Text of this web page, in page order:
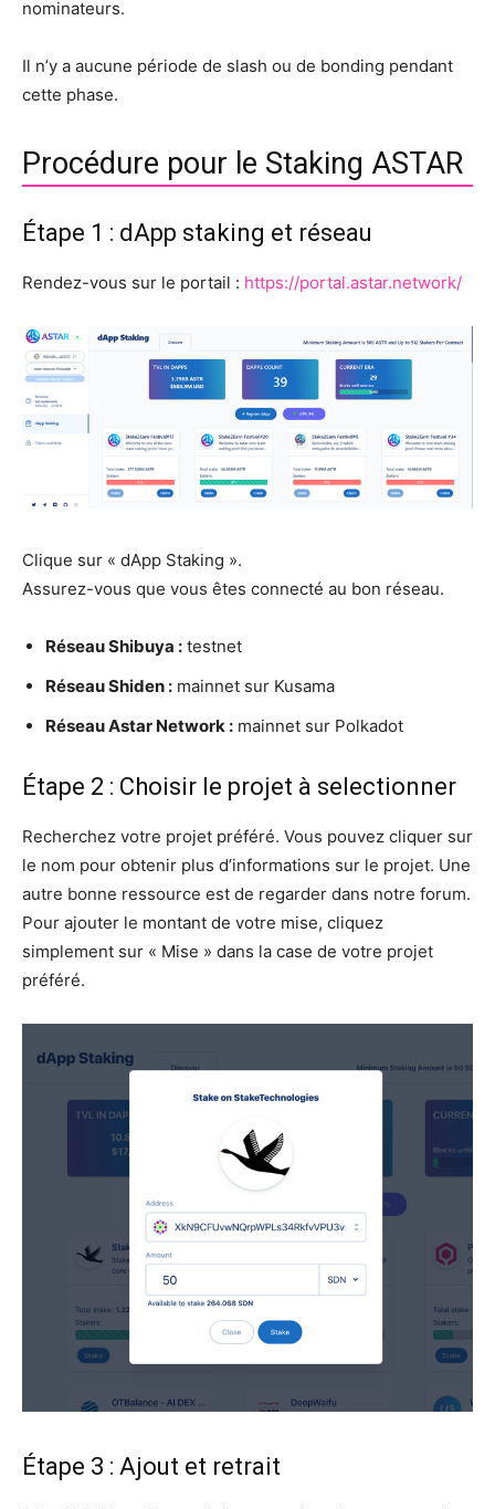
nominateurs.
Il n’y a aucune période de slash ou de bonding pendant
cette phase.
Procédure pour le Staking ASTAR
Étape 1 : dApp staking et réseau
Rendez-vous sur le portail : https://portal.astar.network/
Clique sur « dApp Staking ».
Assurez-vous que vous êtes connecté au bon réseau.
Réseau Shibuya : testnet
Réseau Shiden : mainnet sur Kusama
Réseau Astar Network : mainnet sur Polkadot
Étape 2 : Choisir le projet à selectionner
Recherchez votre projet préféré. Vous pouvez cliquer sur
le nom pour obtenir plus d’informations sur le projet. Une
autre bonne ressource est de regarder dans notre forum.
Pour ajouter le montant de votre mise, cliquez
simplement sur « Mise » dans la case de votre projet
préféré.
Étape 3 : Ajout et retrait